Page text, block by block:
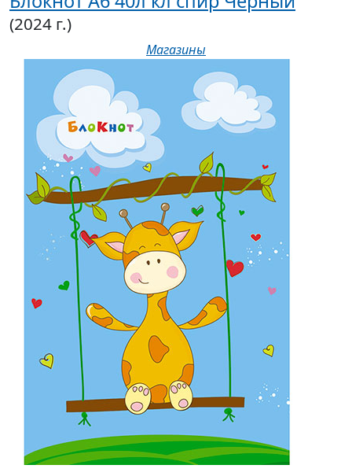
(2024 г.)
Магазины